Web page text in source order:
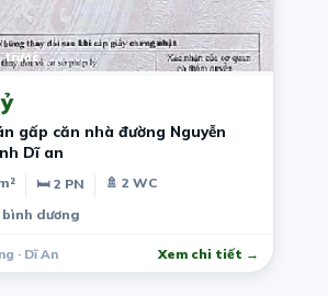
trước
gấp căn nhà đường Nguyễn
Dĩ an
🛏 2 PN
🚿 2 WC
bình dương
· Dĩ An Xem chi tiết →